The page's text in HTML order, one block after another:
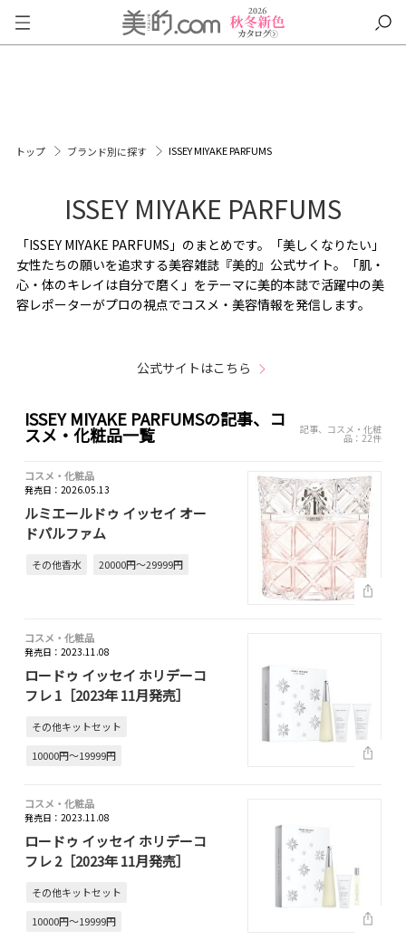
トップ ブランド別に探す ISSEY MIYAKE PARFUMS
ISSEY MIYAKE PARFUMS
「ISSEY MIYAKE PARFUMS」のまとめです。「美しくなりたい」
女性たちの願いを追求する美容雑誌『美的』公式サイト。「肌・
心・体のキレイは自分で磨く」をテーマに美的本誌で活躍中の美
容レポーターがプロの視点でコスメ・美容情報を発信します。
公式サイトはこちら
ISSEY MIYAKE PARFUMSの記事、コ
スメ・化粧品一覧 記事、コスメ・化粧
品：22件
コスメ・化粧品
発売日：2026.05.13
ルミエールドゥ イッセイ オー
ドパルファム
その他香水 20000円～29999円
コスメ・化粧品
発売日：2023.11.08
ロードゥ イッセイ ホリデーコ
フレ 1［2023年 11月発売］
その他キットセット
10000円～19999円
コスメ・化粧品
発売日：2023.11.08
ロードゥ イッセイ ホリデーコ
フレ 2［2023年 11月発売］
その他キットセット
10000円～19999円